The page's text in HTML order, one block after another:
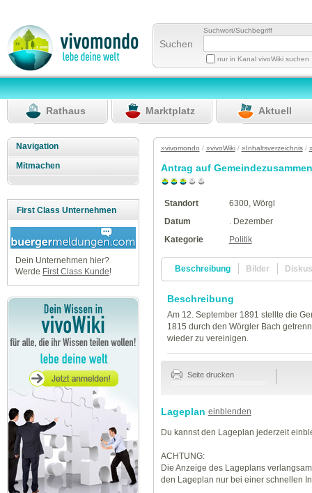
Suchen
Suchwort/Suchbegriff
nur in Kanal vivoWiki suchen
Rathaus Marktplatz Aktuell
Navigation
Mitmachen
First Class Unternehmen
Dein Unternehmen hier?
Werde First Class Kunde!
»vivomondo / »vivoWiki/ »Inhaltsverzeichnis/
Antrag auf
Standort
6300, Wörgl
Datum
. Dezember
Kategorie
Politik
Beschreibung Bilder
Beschreibung
Am 12. September 1891 stellte die
1815 durch den Wörgler Bach
wieder zu vereinigen.
Seite drucken
Lageplan einblenden
Du kannst den Lageplan jederzeit
ACHTUNG:
Die Anzeige des Lageplans
den Lageplan nur bei einer schnellen